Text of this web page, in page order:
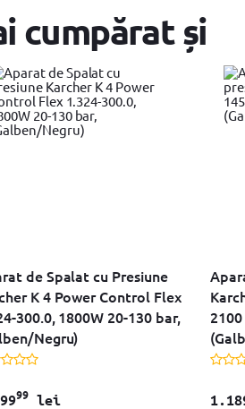
cumpărat și
de Spalat cu Presiune
K 4 Power Control Flex
300.0, 1800W 20-130 bar,
Negru)
99lei